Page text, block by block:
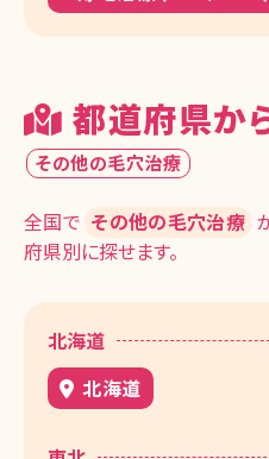
都道府県か
その他の毛穴治療
全国で その他の毛穴治療
府県別に探せます。
北海道
北海道